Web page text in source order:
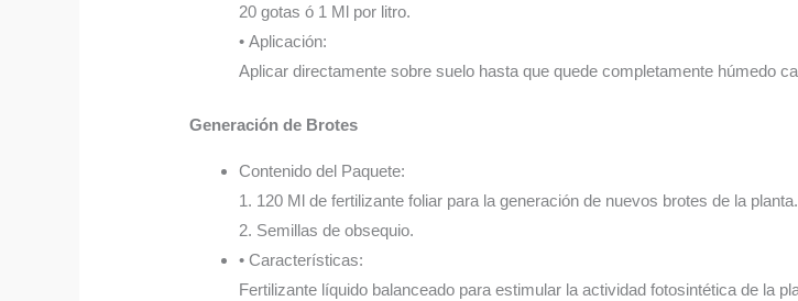
20 gotas ó 1 Ml por litro.
• Aplicación:
Aplicar directamente sobre suelo hasta que quede completamente húmedo
Generación de Brotes
Contenido del Paquete:
1. 120 Ml de fertilizante foliar para la generación de nuevos brotes de la planta.
2. Semillas de obsequio.
• Características:
Fertilizante líquido balanceado para estimular la actividad fotosintética de la